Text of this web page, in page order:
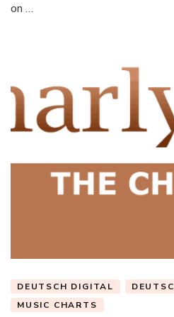
on …
DEUTSCH DIGITAL
MUSIC CHARTS